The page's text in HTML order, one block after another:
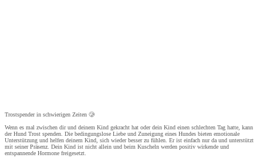
Trostspender in schwierigen Zeiten 🥲
Wenn es mal zwischen dir und deinem Kind gekracht hat oder dein Kind einen schlechten Tag hatte, kann
der Hund Trost spenden. Die bedingungslose Liebe und Zuneigung eines Hundes bieten emotionale
Unterstützung und helfen deinem Kind, sich wieder besser zu fühlen. Er ist einfach nur da und unterstützt
mit seiner Präsenz. Dein Kind ist nicht allein und beim Kuscheln werden positiv wirkende und
entspannende Hormone freigesetzt.